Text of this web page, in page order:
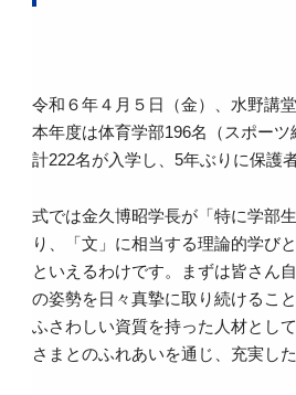
令和６年４月５日（金）、水野講
本年度は体育学部196名（スポー
計222名が入学し、5年ぶりに保護
式では金久博昭学長が「特に学部
り、「文」に相当する理論的学び
といえるわけです。まずは皆さん
の姿勢を日々真摯に取り続けるこ
ふさわしい資質を持った人材とし
さまとのふれあいを通じ、充実し